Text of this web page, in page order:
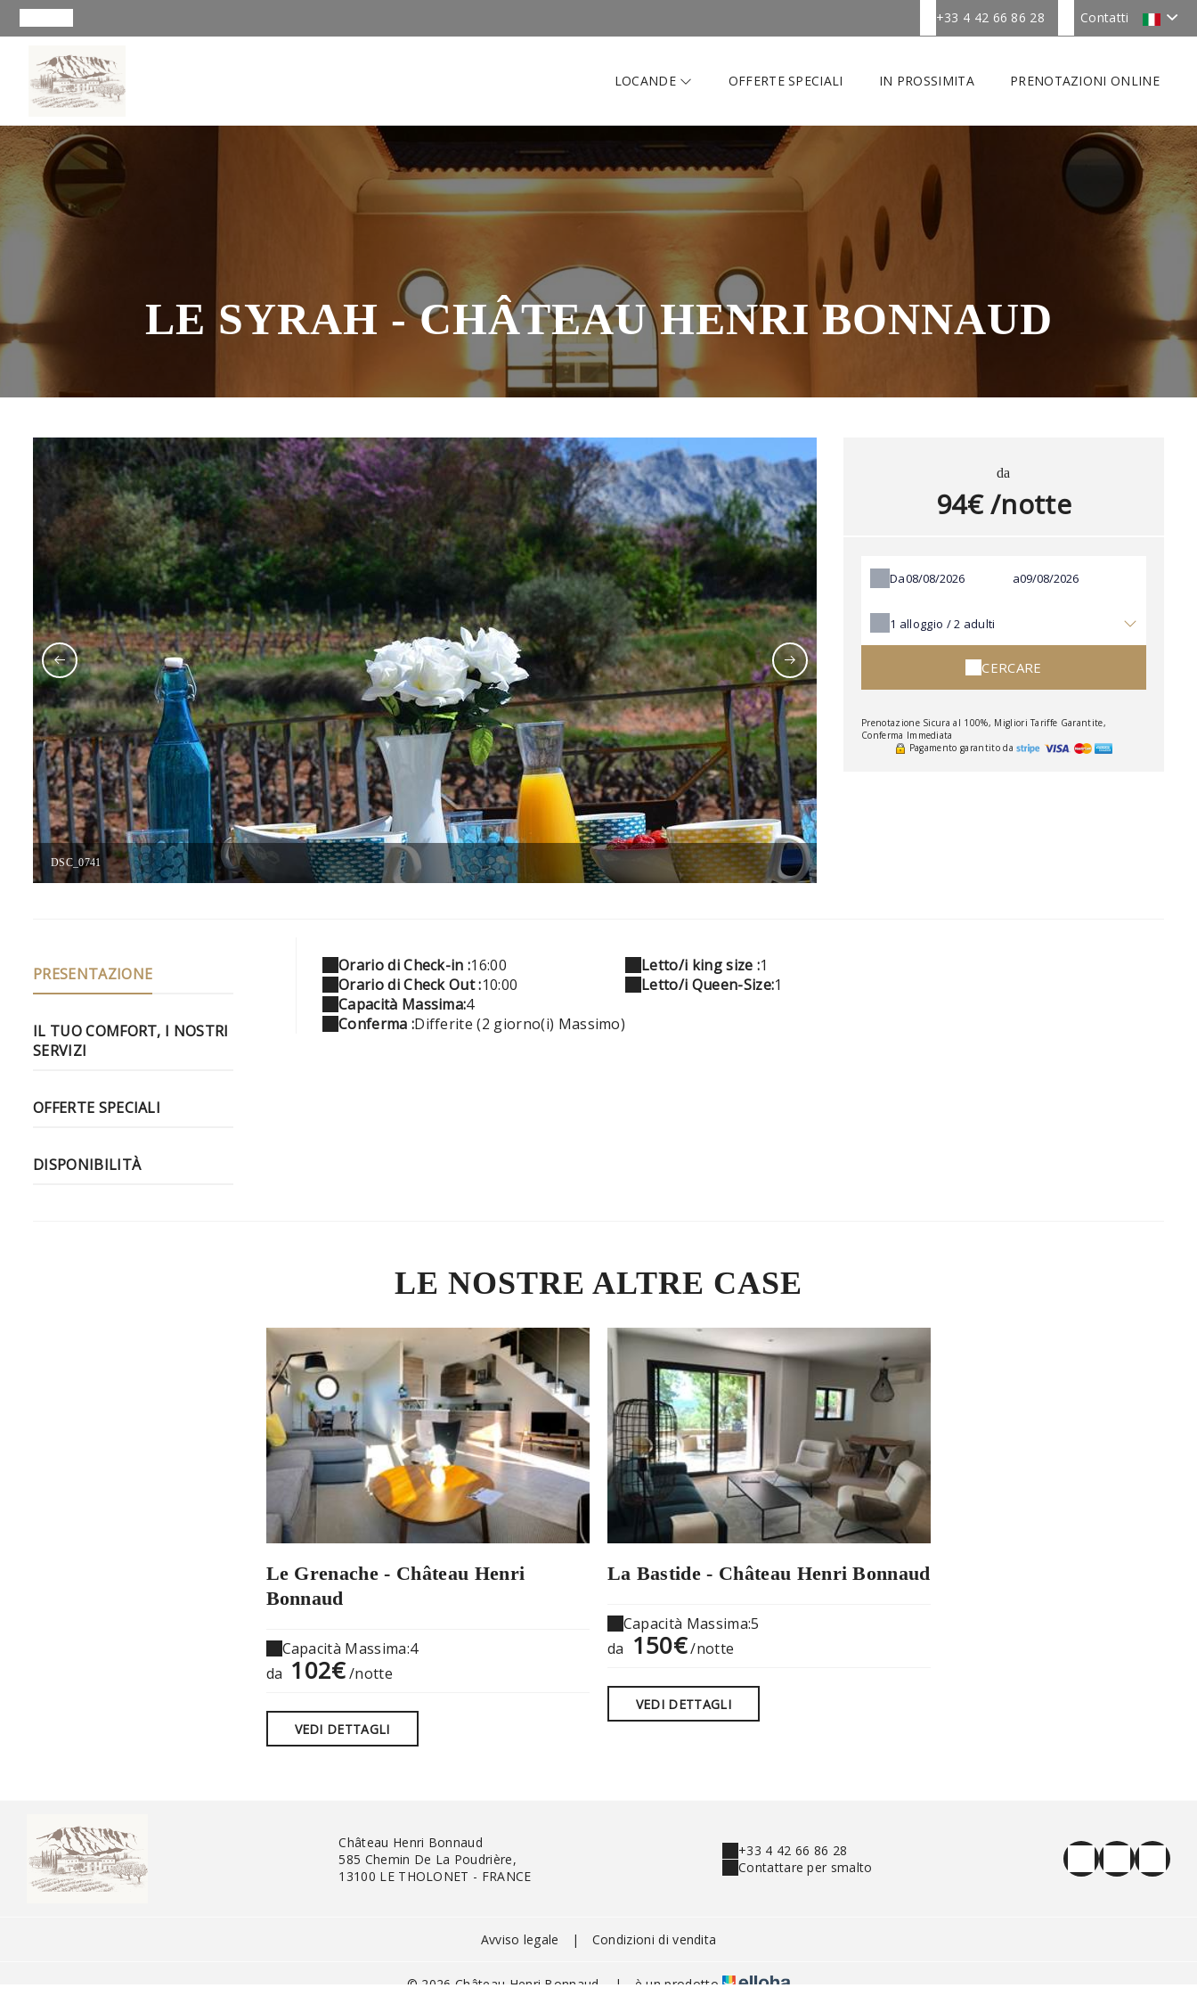
Contatti
+33 4 42 66 86 28
LOCANDE OFFERTE SPECIALI IN PROSSIMITA PRENOTAZIONI ONLINE
LE SYRAH - CHÂTEAU HENRI BONNAUD
DSC_0741
da
94€ /notte
Da a
1 alloggio /2 adulti
CERCARE
Prenotazione Sicura al 100%, Migliori Tariffe Garantite,
Conferma Immediata
Pagamento garantito da
PRESENTAZIONE
IL TUO COMFORT, I NOSTRI
SERVIZI
OFFERTE SPECIALI
DISPONIBILITÀ
Orario di Check-in :16:00
Orario di Check Out :10:00
Capacità Massima:4
Conferma :Differite (2 giorno(i) Massimo)
Letto/i king size :1
Letto/i Queen-Size:1
LE NOSTRE ALTRE CASE
Le Grenache - Château Henri
Bonnaud
Capacità Massima:4
da 102€/notte
VEDI DETTAGLI
La Bastide - Château Henri Bonnaud
Capacità Massima:5
da 150€/notte
VEDI DETTAGLI
Château Henri Bonnaud
585 Chemin De La Poudrière,
13100 LE THOLONET - FRANCE
+33 4 42 66 86 28
Contattare per smalto
Avviso legale | Condizioni di vendita
© 2026 Château Henri Bonnaud | è un prodotto